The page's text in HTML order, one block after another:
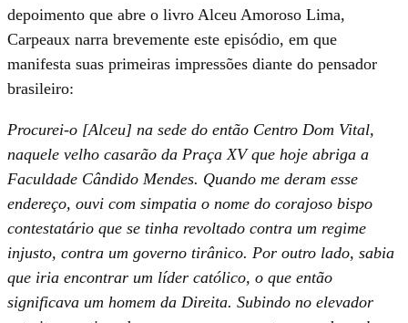
depoimento que abre o livro Alceu Amoroso Lima,
Carpeaux narra brevemente este episódio, em que
manifesta suas primeiras impressões diante do pensador
brasileiro:
Procurei-o [Alceu] na sede do então Centro Dom Vital,
naquele velho casarão da Praça XV que hoje abriga a
Faculdade Cândido Mendes. Quando me deram esse
endereço, ouvi com simpatia o nome do corajoso bispo
contestatário que se tinha revoltado contra um regime
injusto, contra um governo tirânico. Por outro lado, sabia
que iria encontrar um líder católico, o que então
significava um homem da Direita. Subindo no elevador